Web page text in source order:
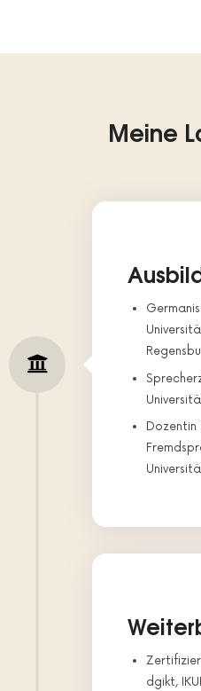
Meine
Dozentin
dgikt,